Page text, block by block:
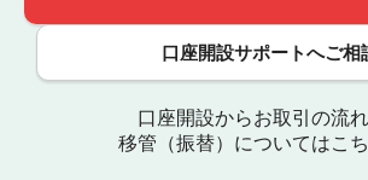
口座開設サポートへご相
口座開設からお取引の流れ
移管（振替）についてはこ